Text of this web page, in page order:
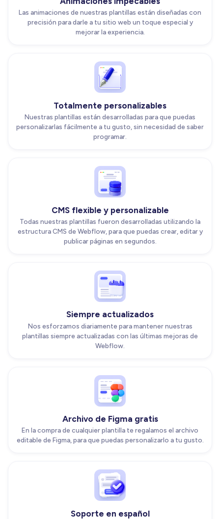
Las animaciones de nuestras plantillas están diseñadas con
precisión para darle a tu sitio web un toque especial y
mejorar la experiencia.
Totalmente personalizables
Nuestras plantillas están desarrolladas para que puedas
personalizarlas fácilmente a tu gusto, sin necesidad de saber
programar.
CMS flexible y personalizable
Todas nuestras plantillas fueron desarrolladas utilizando la
estructura CMS de Webflow, para que puedas crear, editar y
publicar páginas en segundos.
Siempre actualizados
Nos esforzamos diariamente para mantener nuestras
plantillas siempre actualizadas con las últimas mejoras de
Webflow.
Archivo de Figma gratis
En la compra de cualquier plantilla te regalamos el archivo
editable de Figma, para que puedas personalizarlo a tu gusto.
Soporte en español